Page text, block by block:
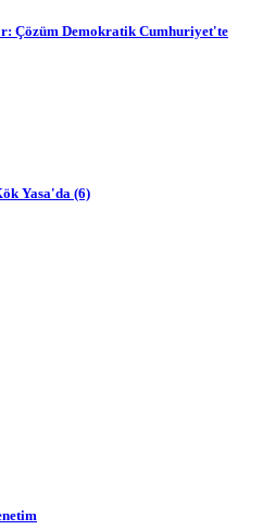
Çözüm Demokratik Cumhuriyet'te
Yasa'da (6)